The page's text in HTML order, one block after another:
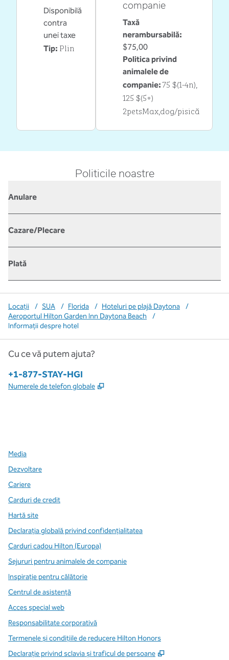
Disponibilă
contra
unei taxe
Tip: Plin
companie
Taxă
nerambursabilă:
$75,00
Politica privind
animalele de
companie: 75 $(1-4n),
125 $(5+)
2petsMax,dog/pisică
Politicile noastre
Anulare
Cazare/Plecare
Plată
Locații / SUA / Florida / Hoteluri pe plajă Daytona
/
Aeroportul Hilton Garden Inn Daytona Beach
/
Informații despre hotel
Cu ce vă putem ajuta?
Telefon:
+1-877-STAY-HGI
Numerele de telefon globale ,
Media
Dezvoltare
Cariere
Carduri de credit
Hartă site
Declarația globală privind confidenţialitatea
Carduri cadou Hilton (Europa)
Sejururi pentru animalele de companie
Inspirație pentru călătorie
Centrul de asistență
Acces special web
Responsabilitate corporativă
Termenele și condițiile de reducere Hilton Honors
Declarație privind sclavia și traficul de persoane
,